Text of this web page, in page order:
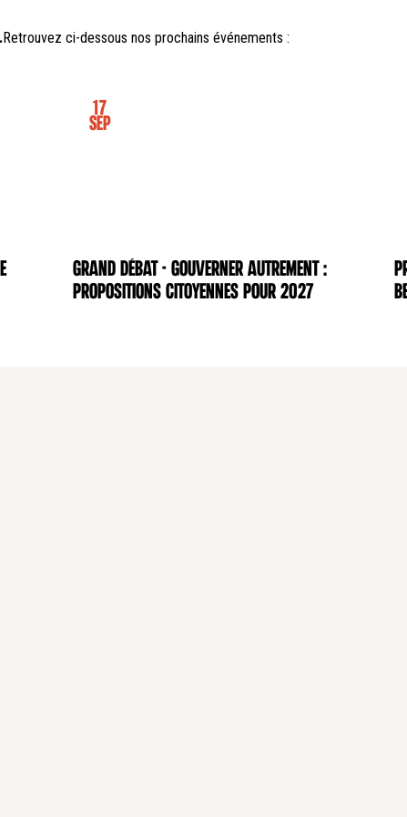
Retrouvez ci-dessous nos prochains événements :
CONFÉRENCE
17
Sep
GRAND DÉBAT - Gouverner autrement :
propositions citoyennes pour 2027